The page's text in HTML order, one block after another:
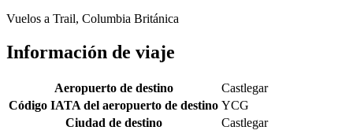
Vuelos a Trail, Columbia Británica
Información de viaje
Aeropuerto de destino
Castlegar
Código IATA del aeropuerto de destino YCG
Ciudad de destino
Castlegar